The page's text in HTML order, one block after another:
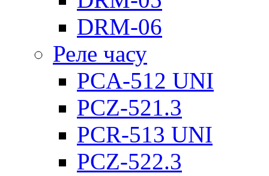
DRM-06
Реле часу
PCA-512 UNI
PCZ-521.3
PCR-513 UNI
PCZ-522.3